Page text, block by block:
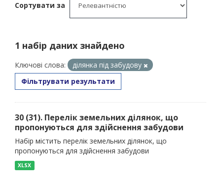
Сортувати за
1 набір даних знайдено
Ключові слова:
ділянка під забудову
Фільтрувати результати
30 (31). Перелік земельних ділянок, що
пропонуються для здійснення забудови
Набір містить перелік земельних ділянок, що
пропонуються для здійснення забудови
XLSX